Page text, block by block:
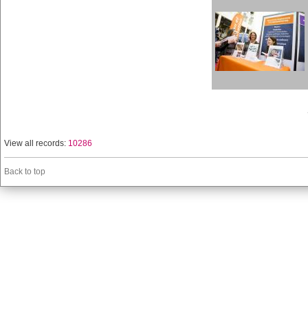
View all records: 10286
Back to top